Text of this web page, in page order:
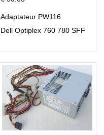
Adaptateur PW116
Dell Optiplex 760 780 SFF